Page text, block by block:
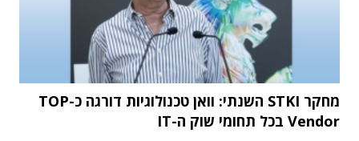
מחקר STKI השנתי: וואן טכנולוגיות דורגה כ-TOP
Vendor בכל תחומי שוק ה-IT